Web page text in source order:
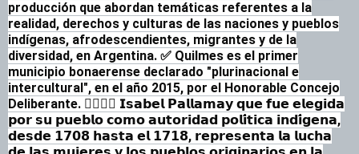
producción que abordan temáticas referentes a la
realidad, derechos y culturas de las naciones y pueblos
indígenas, afrodescendientes, migrantes y de la
diversidad, en Argentina. ✅ Quilmes es el primer
municipio bonaerense declarado "plurinacional e
intercultural", en el año 2015, por el Honorable Concejo
Deliberante. ✊🏾🙌🏾 𝗜𝘀𝗮𝗯𝗲𝗹 𝗣𝗮𝗹𝗹𝗮𝗺𝗮𝘆 𝗾𝘂𝗲 𝗳𝘂𝗲 𝗲𝗹𝗲𝗴𝗶𝗱𝗮
𝗽𝗼𝗿 𝘀𝘂 𝗽𝘂𝗲𝗯𝗹𝗼 𝗰𝗼𝗺𝗼 𝗮𝘂𝘁𝗼𝗿𝗶𝗱𝗮𝗱 𝗽𝗼𝗹𝗶́𝘁𝗶𝗰𝗮 𝗶𝗻𝗱𝗶́𝗴𝗲𝗻𝗮,
𝗱𝗲𝘀𝗱𝗲 𝟭𝟳𝟬𝟴 𝗵𝗮𝘀𝘁𝗮 𝗲𝗹 𝟭𝟳𝟭𝟴, 𝗿𝗲𝗽𝗿𝗲𝘀𝗲𝗻𝘁𝗮 𝗹𝗮 𝗹𝘂𝗰𝗵𝗮